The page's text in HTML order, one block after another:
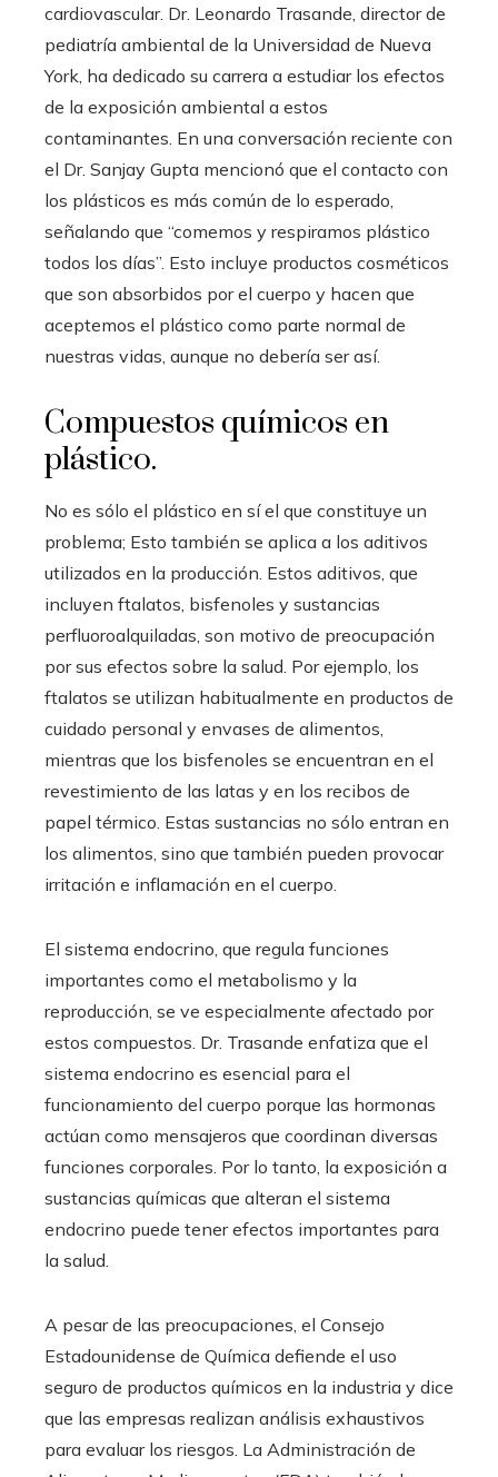
cardiovascular. Dr. Leonardo Trasande, director de
pediatría ambiental de la Universidad de Nueva
York, ha dedicado su carrera a estudiar los efectos
de la exposición ambiental a estos
contaminantes. En una conversación reciente con
el Dr. Sanjay Gupta mencionó que el contacto con
los plásticos es más común de lo esperado,
señalando que “comemos y respiramos plástico
todos los días”. Esto incluye productos cosméticos
que son absorbidos por el cuerpo y hacen que
aceptemos el plástico como parte normal de
nuestras vidas, aunque no debería ser así.
Compuestos químicos en
plástico.
No es sólo el plástico en sí el que constituye un
problema; Esto también se aplica a los aditivos
utilizados en la producción. Estos aditivos, que
incluyen ftalatos, bisfenoles y sustancias
perfluoroalquiladas, son motivo de preocupación
por sus efectos sobre la salud. Por ejemplo, los
ftalatos se utilizan habitualmente en productos de
cuidado personal y envases de alimentos,
mientras que los bisfenoles se encuentran en el
revestimiento de las latas y en los recibos de
papel térmico. Estas sustancias no sólo entran en
los alimentos, sino que también pueden provocar
irritación e inflamación en el cuerpo.
El sistema endocrino, que regula funciones
importantes como el metabolismo y la
reproducción, se ve especialmente afectado por
estos compuestos. Dr. Trasande enfatiza que el
sistema endocrino es esencial para el
funcionamiento del cuerpo porque las hormonas
actúan como mensajeros que coordinan diversas
funciones corporales. Por lo tanto, la exposición a
sustancias químicas que alteran el sistema
endocrino puede tener efectos importantes para
la salud.
A pesar de las preocupaciones, el Consejo
Estadounidense de Química defiende el uso
seguro de productos químicos en la industria y dice
que las empresas realizan análisis exhaustivos
para evaluar los riesgos. La Administración de